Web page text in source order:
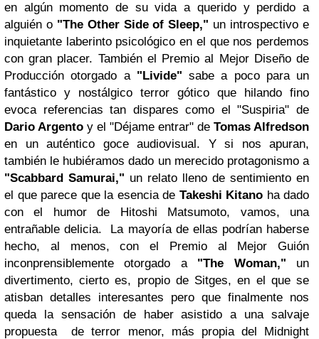
en algún momento de su vida a querido y perdido a
alguién o"The Other Side of Sleep," un introspectivo e
inquietante laberinto psicológico en el que nos perdemos
con gran placer. También el Premio al Mejor Diseño de
Producción otorgado a "Livide" sabe a poco para un
fantástico y nostálgico terror gótico que hilando fino
evoca referencias tan dispares como el "Suspiria" de
Dario Argento y el "Déjame entrar" de Tomas Alfredson
en un auténtico goce audiovisual. Y si nos apuran,
también le hubiéramos dado un merecido protagonismo a
"Scabbard Samurai," un relato lleno de sentimiento en
el que parece que la esencia de Takeshi Kitano ha dado
con el humor de Hitoshi Matsumoto, vamos, una
entrañable delicia. La mayoría de ellas podrían haberse
hecho, al menos, con el Premio al Mejor Guión
inconprensiblemente otorgado a "The Woman," un
divertimento, cierto es, propio de Sitges, en el que se
atisban detalles interesantes pero que finalmente nos
queda la sensación de haber asistido a una salvaje
propuesta de terror menor, más propia del Midnight